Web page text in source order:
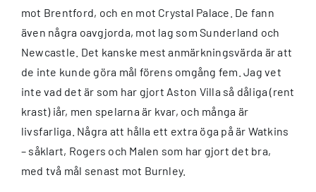
mot Brentford, och en mot Crystal Palace. De fann
även några oavgjorda, mot lag som Sunderland och
Newcastle. Det kanske mest anmärkningsvärda är att
de inte kunde göra mål förens omgång fem. Jag vet
inte vad det är som har gjort Aston Villa så dåliga (rent
krast) iår, men spelarna är kvar, och många är
livsfarliga. Några att hålla ett extra öga på är Watkins
– såklart, Rogers och Malen som har gjort det bra,
med två mål senast mot Burnley.